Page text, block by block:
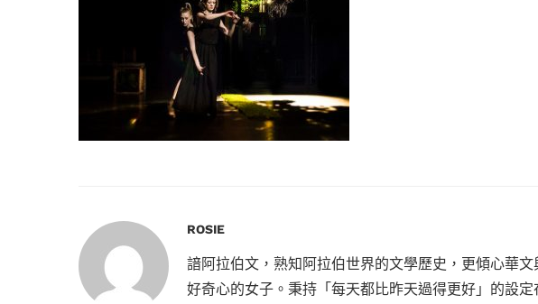
ROSIE
諳阿拉伯文，熟知阿拉伯世界的文學歷史，更傾心華
好奇心的女子。秉持「每天都比昨天過得更好」的設